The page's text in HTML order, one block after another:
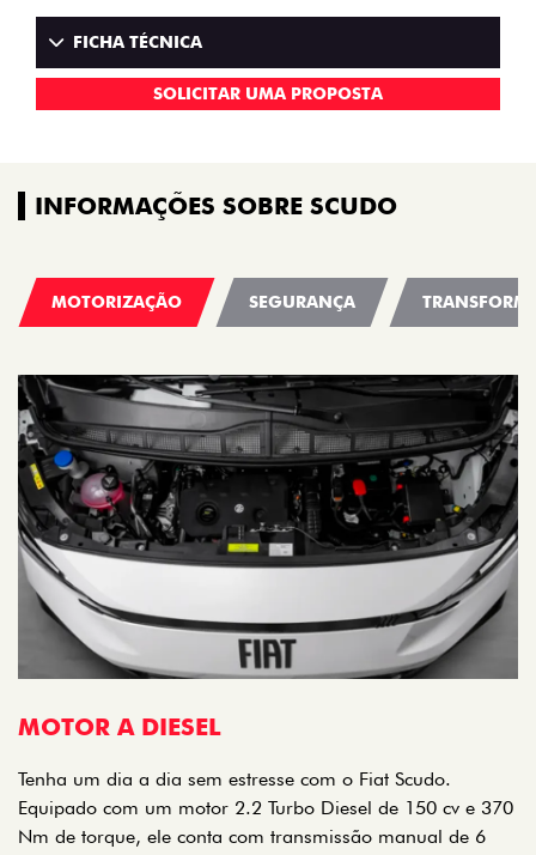
FICHA TÉCNICA
SOLICITAR UMA PROPOSTA
INFORMAÇÕES SOBRE SCUDO
MOTORIZAÇÃO SEGURANÇA
MOTOR A DIESEL
Tenha um dia a dia sem estresse com o Fiat Scudo.
Equipado com um motor 2.2 Turbo Diesel de 150 cv e 370
Nm de torque, ele conta com transmissão manual de 6